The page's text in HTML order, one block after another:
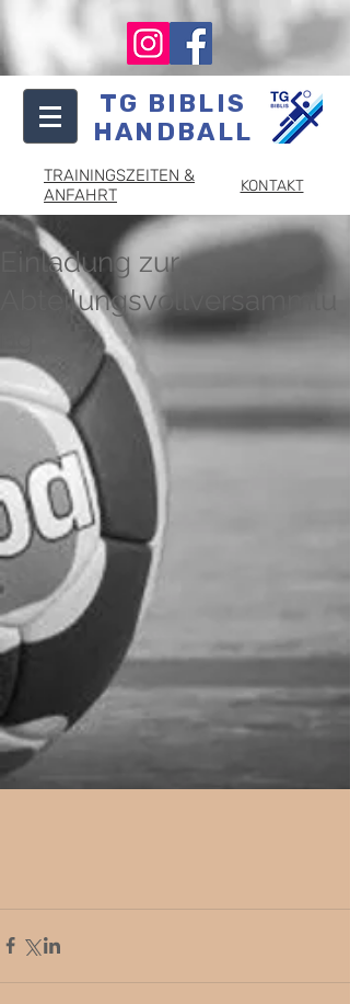
TG BIBLIS
HANDBALL
TRAININGSZEITEN &
ANFAHRT
KONTAKT
Einladung zur
Abteilungsvollversammlu